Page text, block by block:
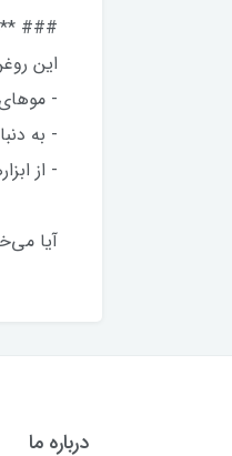
###
این
-
- به
- از
آیا
درباره ما